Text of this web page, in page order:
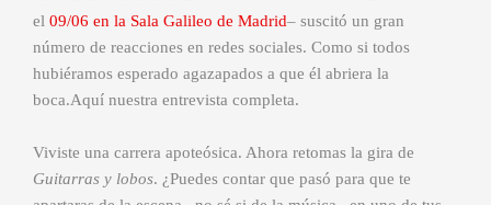
el 09/06 en la Sala Galileo de Madrid– suscitó un gran
número de reacciones en redes sociales. Como si todos
hubiéramos esperado agazapados a que él abriera la
boca.Aquí nuestra entrevista completa.
Viviste una carrera apoteósica. Ahora retomas la gira de
Guitarras y lobos. ¿Puedes contar que pasó para que te